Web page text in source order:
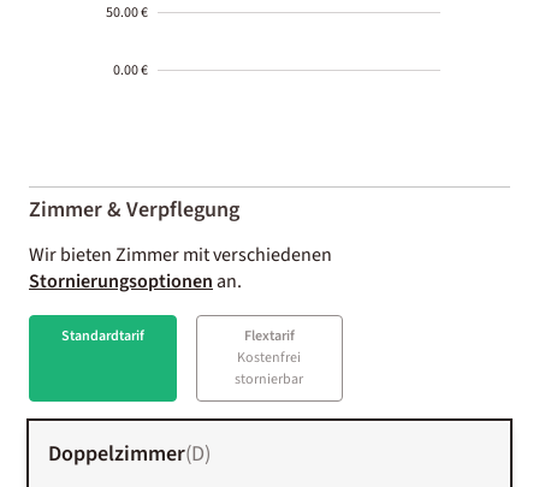
50.00 €
0.00 €
01-02
Zimmer & Verpflegung
Wir bieten Zimmer mit verschiedenen
Stornierungsoptionenan.
Standardtarif
Flextarif
Kostenfrei
stornierbar
Doppelzimmer(D)